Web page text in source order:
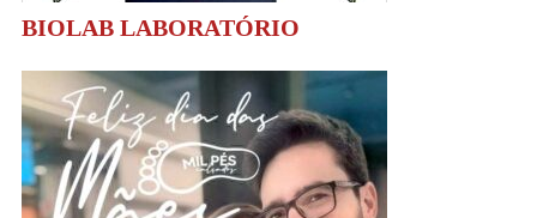
BIOLAB LABORATÓRIO